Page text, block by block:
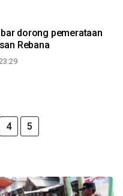
dorong pemerataan
Rebana
4 5